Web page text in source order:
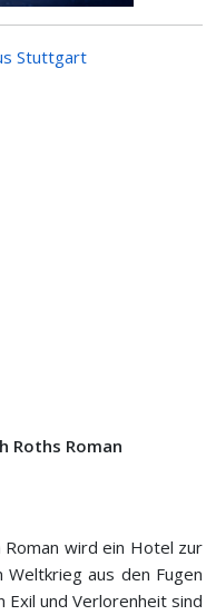
Stuttgart
Roths Roman
Roman wird ein Hotel zur
aus den Fugen
Exil und Verlorenheit sind